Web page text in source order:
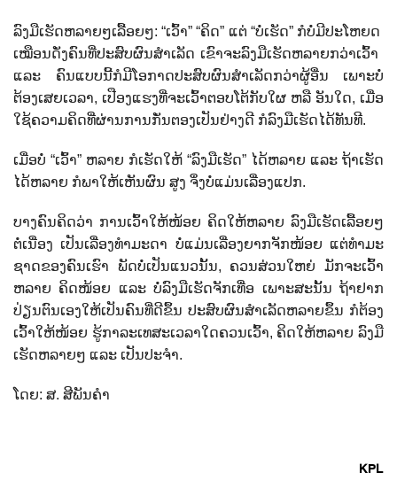
ລົງມື​ເຮັດ​ຫລາຍໆ​ເລື້ອຍໆ:“​ເວົ້າ” “ຄິດ” ​ແຕ່ “ບໍ່​ເຮັດ” ກໍ​ບໍ່​ມີ​ປະ​ໂຫຍ​ດ ​
ເໝືອນ​ດັ່ງ​ຄົນ​ທີ່​ປະສົບ​ຜົນສຳ​ເລັດ ​ເຂົາ​ຈະ​ລົງມື​ເຮັດ​ຫລາຍ​ກວ່າ​ເວົ້າ ​
ແລະ ຄົນ​ແບບ​ນີ້​ກໍ​ມີ​ໂອກາດ​ປະສົບ​ຜົນສຳ​ເລັດ​ກວ່າ​ຜູ້​ອື່ນ ​ເພາະ​ບໍ່​
ຕ້ອງ​ເສຍ​ເວລາ, ​ເປືອງ​ແຮງ​ທີ່​ຈະ​ເວົ້າ​ຕອບ​ໂຕ້​ກັບ​ໃຜ ຫລື ອັນ​ໃດ, ​ເມື່ອ​
ໃຊ້​ຄວາມ​ຄິດ​ທີ່​ຜ່ານ​ການ​ກັ່ນ​ຕອງ​​ເປັນ​ຢ່າງ​ດີ ກໍ​ລົງມື​ເຮັດ​ໄດ້​ທັນ​ທີ.
​ເມື່ອບໍ່ “​ເວົ້າ” ຫລາຍ ກໍ​ເຮັດ​ໃຫ້ “ລົງມື​ເຮັດ” ​ໄດ້​ຫລາຍ ​ແລະ ຖ້າ​ເຮັດ​​
ໄດ້​ຫລາຍ ກໍ​​ພາ​ໃຫ້​ເຫັນ​ຜົນ​ ​ສູງ ຈຶ່ງ​ບໍ່​ແມ່ນ​ເລື່ອງ​ແປກ.
ບາງ​ຄົນ​ຄິດ​ວ່າ ການ​ເວົ້າ​ໃຫ້​ໜ້ອຍ ຄິດ​ໃຫ້​ຫລາຍ ລົງມື​ເຮັດ​ເລື້ອຍໆ​
ຕໍ່​ເນື່ອງ ​ເປັນ​ເລື່ອງ​ທຳ​ມະ​ດາ ບໍ່​​ແມ່ນ​ເລື່ອງ​ຍາກ​ຈັກ​ໜ້ອຍ ​ແຕ່​ທຳ​ມະ​
ຊາດ​ຂອງ​ຄົນ​ເຮົາ ພັດ​ບໍ່​ເປັນ​ແນວ​ນັ້ນ, ຄວນ​ສ່ວນ​ໃຫຍ່ ມັກ​ຈະ​ເວົ້າ​
ຫລາຍ ຄິດ​ໜ້ອຍ ​ແລະ ບໍ່​ລົງມື​ເຮັດ​ຈັກ​ເທື່ອ ​ເພາະສະ​ນັ້ນ ຖ້າ​ຢາກ​
ປ່ຽນ​ຕົນ​ເອງ​ໃຫ້​ເປັນ​ຄົນ​ທີ່​ດີ​ຂຶ້ນ ປະສົບ​ຜົນສຳ​ເລັດ​ຫລາຍ​ຂຶ້ນ ກໍ​ຕ້ອງ​
ເວົ້າ​ໃຫ້​ໜ້ອຍ ​ຮູ້​ກາລະ​ເທສະ​ເວລາ​ໃດ​ຄວນ​​ເວົ້າ, ຄິດ​ໃຫ້​ຫລາຍ ລົງມື​
ເຮັດ​ຫລາຍໆ ​ແລະ ​ເປັນ​ປະຈຳ.
ໂດຍ: ສ. ສີ​ພັນ​ຄຳ
KPL